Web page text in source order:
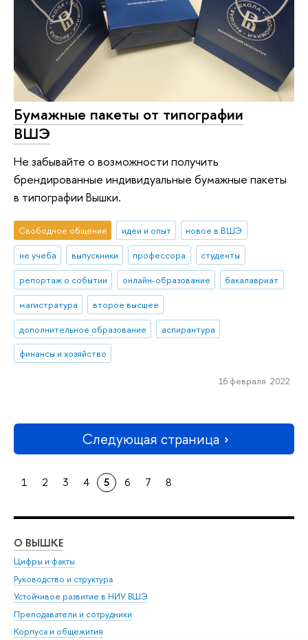
Бумажные пакеты от типографии
ВШЭ
Не забывайте о возможности получить
брендированные индивидуальные бумажные пакеты
в типографии Вышки.
Свободное общение идеи и опыт
новое в ВШЭ
не учеба
выпускники профессора
студенты
репортаж о событии
онлайн-образование
бакалавриат
магистратура
второе высшее
дополнительное образование
аспирантура
финансы и хозяйство
16 февраля 2022
Следующая страница
1 2 3 4 5 6 7 8
О ВЫШКЕ
Цифры и факты
Руководство и структура
Устойчивое развитие в НИУ ВШЭ
Преподаватели и сотрудники
Корпуса и общежития